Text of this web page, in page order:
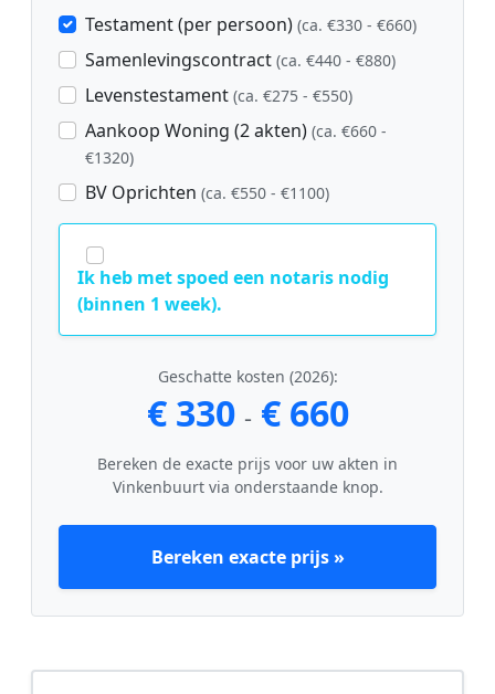
Testament (per persoon) (ca. €330 - €660)
Samenlevingscontract (ca. €440 - €880)
Levenstestament (ca. €275 - €550)
Aankoop Woning (2 akten) (ca. €660 -
€1320)
BV Oprichten (ca. €550 - €1100)
Ik heb met spoed een notaris nodig
(binnen 1 week).
Geschatte kosten (2026):
€ 330 - € 660
Bereken de exacte prijs voor uw akten in
Vinkenbuurt via onderstaande knop.
Bereken exacte prijs »